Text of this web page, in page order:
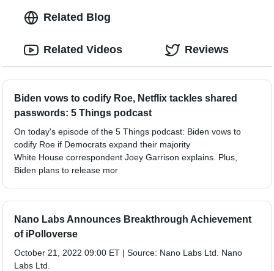
Related Blog
Biden vows to codify Roe, Netflix tackles shared
passwords: 5 Things podcast
On today's episode of the 5 Things podcast: Biden vows to
codify Roe if Democrats expand their majority
White House correspondent Joey Garrison explains. Plus,
Biden plans to release mor
Nano Labs Announces Breakthrough Achievement
of iPolloverse
October 21, 2022 09:00 ET | Source: Nano Labs Ltd. Nano
Labs Ltd.
Related Videos Reviews